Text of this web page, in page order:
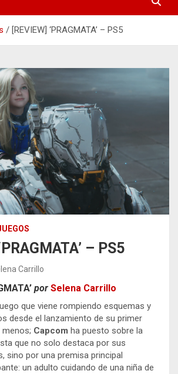
[REVIEW] ‘PRAGMATA’ – PS5
– PS5
Carrillo
por Selena Carrillo
que viene rompiendo esquemas y
desde el lanzamiento de su primer
menos; Capcom ha puesto sobre la
que no solo destaca por sus
sino por una premisa principal
un adulto cuidando de una niña de